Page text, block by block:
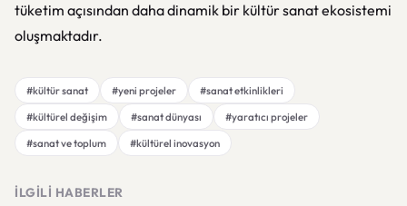
tüketim açısından daha dinamik bir kültür sanat ekosistemi
oluşmaktadır.
#kültür sanat #yeni projeler
#sanat etkinlikleri
#kültürel değişim
#sanat dünyası
#yaratıcı projeler
#sanat ve toplum
#kültürel inovasyon
İLGILI HABERLER